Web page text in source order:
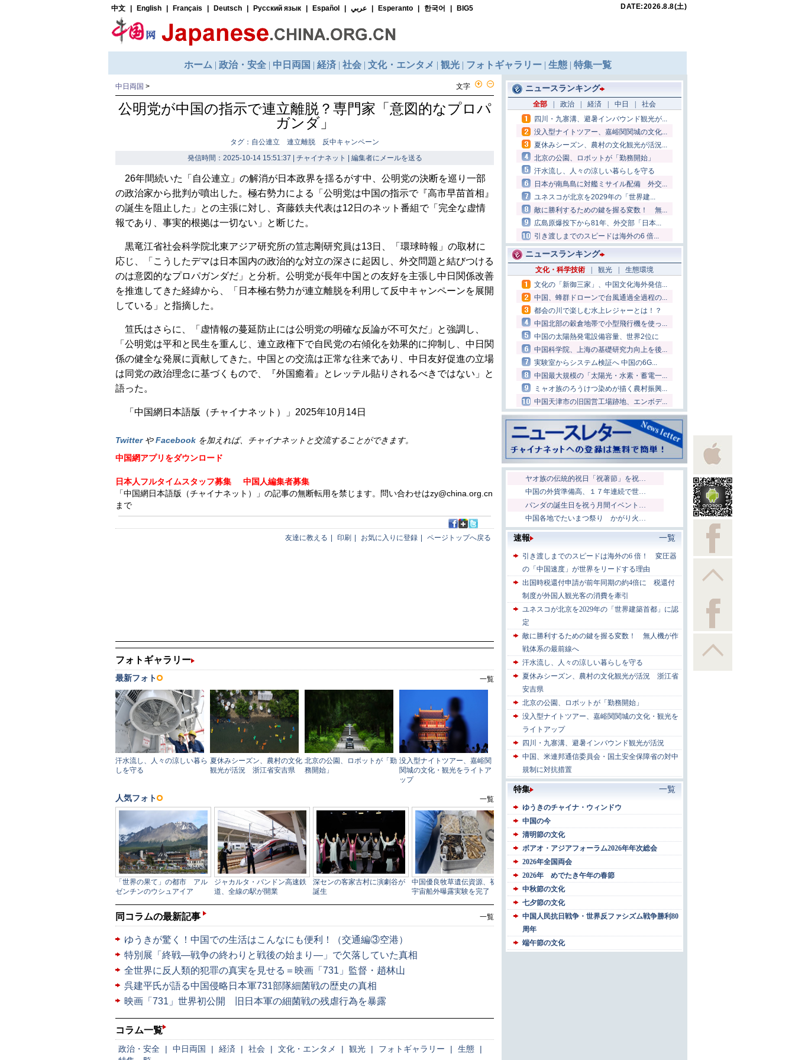
文字
中日両国 >
公明党が中国の指示で連立離脱？専門家「意図的なプロパ
ガンダ」
タグ：自公連立 連立離脱 反中キャンペーン
発信時間：2025-10-14 15:51:37 | チャイナネット | 編集者にメールを送る
26年間続いた「自公連立」の解消が日本政界を揺るがす中、公明党の決断を巡り一部
の政治家から批判が噴出した。極右勢力による「公明党は中国の指示で『高市早苗首相』
の誕生を阻止した」との主張に対し、斉藤鉄夫代表は12日のネット番組で「完全な虚情
報であり、事実的根拠は一切ない」と断じた。
黒竜江省社会科学院北東アジア研究所の笪志剛研究員は13日、「環球時報」の取材に
応じ、「こうしたデマは日本国内の政治的な対立の深さに起因し、外交問題と結びつける
のは意図的なプロパガンダだ」と分析。公明党が長年中国との友好を主張し中日関係改善
を推進してきた経緯から、「日本極右勢力が連立離脱を利用して反中キャンペーンを展開
している」と指摘した。
笪氏はさらに、「虚情報の蔓延防止には公明党の明確な反論が不可欠だ」と強調し、
「公明党は平和と民生を重んじ、連立政権下で自民党の右傾化を効果的に抑制し、中日関
係の健全な発展に貢献してきた。中国との交流は正常な往来であり、中日友好促進の立場
は同党の政治理念に基づくもので、『外国癒着』とレッテル貼りされるべきではない」と
語った。
「中国網日本語版（チャイナネット）」2025年10月14日
Twitter やFacebook を加えれば、チャイナネットと交流することができます。
中国網アプリをダウンロード
日本人フルタイムスタッフ募集
中国人編集者募集
「中国網日本語版（チャイナネット）」の記事の無断転用を禁じます。問い合わせはzy@china.org.cn
まで
友達に教える 印刷 お気に入りに登録 ページトップへ戻る
一覧
同コラムの最新記事
ゆうきが驚く！中国での生活はこんなにも便利！（交通編③空港）
特別展「終戦―戦争の終わりと戦後の始まり―」で欠落していた真相
全世界に反人類的犯罪の真実を見せる＝映画「731」監督・趙林山
呉建平氏が語る中国侵略日本軍731部隊細菌戦の歴史の真相
映画「731」世界初公開 旧日本軍の細菌戦の残虐行為を暴露
コラム一覧
政治・安全 | 中日両国 | 経済 | 社会 | 文化・エンタメ | 観光 | フォトギャラリー | 生態
|